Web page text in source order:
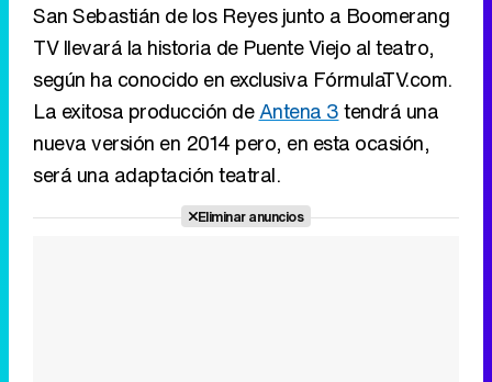
San Sebastián de los Reyes junto a Boomerang
TV llevará la historia de Puente Viejo al teatro,
según ha conocido en exclusiva FórmulaTV.com.
La exitosa producción deAntena 3tendrá una
nueva versión en 2014 pero, en esta ocasión,
será una adaptación teatral.
Eliminar anuncios